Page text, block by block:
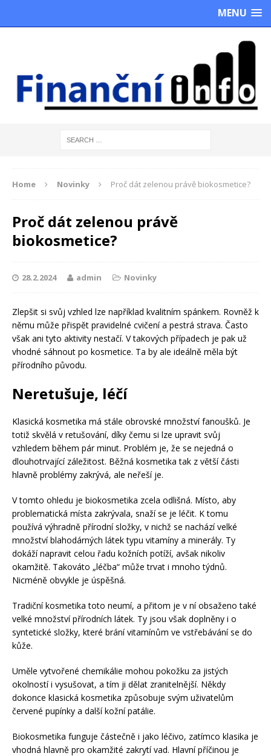
MENU
Home Novinky Proč dát zelenou právě biokosmetice?
Proč dát zelenou právě
biokosmetice?
28.2.2024 admin Novinky
Zlepšit si svůj vzhled lze například kvalitním spánkem. Rovněž k
němu může přispět pravidelné cvičení a pestrá strava. Často
však ani tyto aktivity nestačí. V takových případech je pak už
vhodné sáhnout po kosmetice. Ta by ale ideálně měla být
přírodního původu.
Neretušuje, léčí
Klasická kosmetika má stále obrovské množství fanoušků. Je
totiž skvělá v retušování, díky čemu si lze upravit svůj
vzhledem během pár minut. Problém je, že se nejedná o
dlouhotrvající záležitost. Běžná kosmetika tak z větší části
hlavně problémy zakrývá, ale neřeší je.
V tomto ohledu je biokosmetika zcela odlišná. Místo, aby
problematická místa zakrývala, snaží se je léčit. K tomu
používá výhradně přírodní složky, v nichž se nachází velké
množství blahodárných látek typu vitamíny a minerály. Ty
dokáží napravit celou řadu kožních potíží, avšak nikoliv
okamžitě. Takováto „léčba“ může trvat i mnoho týdnů.
Nicméně obvykle je úspěšná.
Tradiční kosmetika toto neumí, a přitom je v ní obsaženo také
velké množství přírodních látek. Ty jsou však doplněny i o
syntetické složky, které brání vitamínům ve vstřebávání se do
kůže.
Uměle vytvořené chemikálie mohou pokožku za jistých
okolností i vysušovat, a tím ji dělat zranitelnější. Někdy
dokonce klasická kosmetika způsobuje svým uživatelům
červené pupínky a další kožní patálie.
Biokosmetika funguje částečně i jako léčivo, zatímco klasika je
vhodná hlavně pro okamžité zakrytí vad. Hlavní příčinou je